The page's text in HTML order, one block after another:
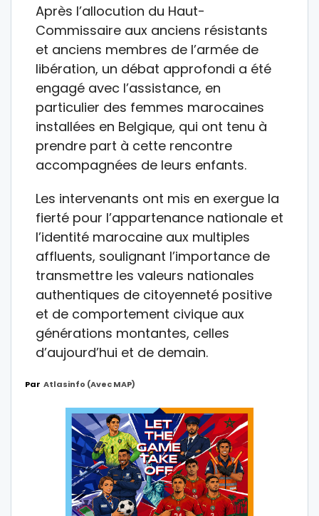
Après l’allocution du Haut-
Commissaire aux anciens résistants
et anciens membres de l’armée de
libération, un débat approfondi a été
engagé avec l’assistance, en
particulier des femmes marocaines
installées en Belgique, qui ont tenu à
prendre part à cette rencontre
accompagnées de leurs enfants.
Les intervenants ont mis en exergue la
fierté pour l’appartenance nationale et
l’identité marocaine aux multiples
affluents, soulignant l’importance de
transmettre les valeurs nationales
authentiques de citoyenneté positive
et de comportement civique aux
générations montantes, celles
d’aujourd’hui et de demain.
Par Atlasinfo (avec MAP)